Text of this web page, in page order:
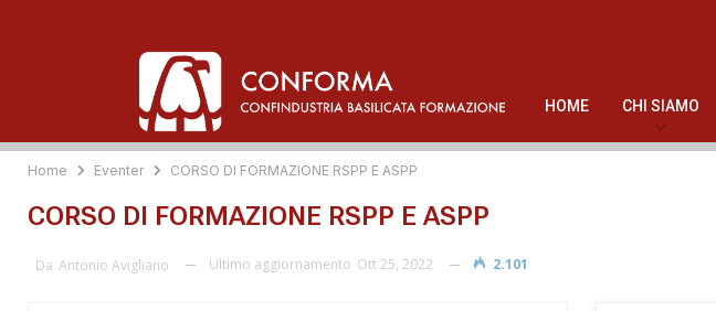
HOME CHI SIAMO
Home Eventer CORSO DI FORMAZIONE RSPP E ASPP
CORSO DI FORMAZIONE RSPP E ASPP
Da Antonio Avigliano Ultimo aggiornamento Ott 25, 2022 2.101